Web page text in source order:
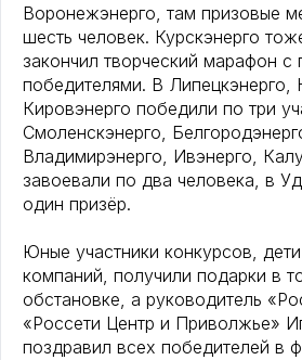
Воронежэнерго, там призовые
шесть человек. Курскэнерго
закончил творческий марафон с
победителями. В Липецкэнерго,
Кировэнерго победили по три
Смоленскэнерго,
Владимирэнерго, Ивэнерго,
завоевали по два человека, в
один призёр.
Юные участники конкурсов,
компаний, получили подарки в
обстановке, а руководитель
«Россети Центр и Приволжье»
поздравил всех победителей в